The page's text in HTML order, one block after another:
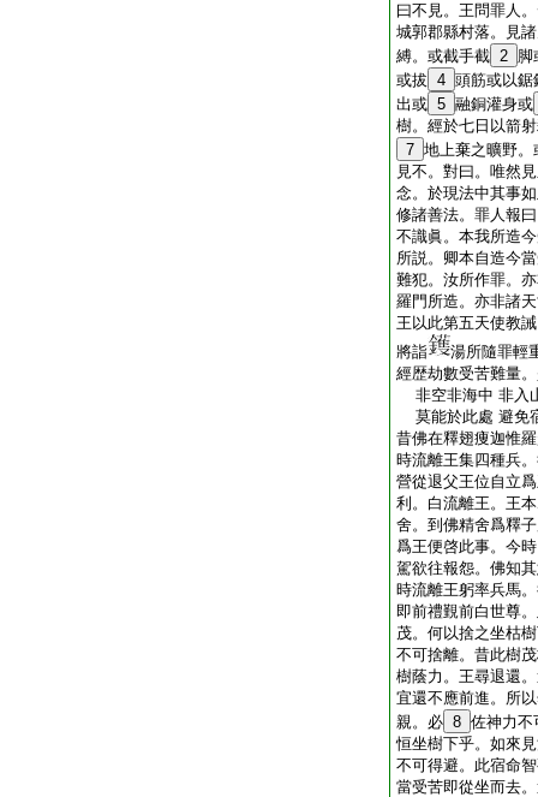
曰不見。王問罪人
城郭郡縣村落。見
縛。或截手截 2 脚
或拔 4 頭筋或以鋸
出或 5 融銅灌身或
樹。經於七日以箭
7 地上棄之曠野
見不。對曰。唯然
念。於現法中其事
修諸善法。罪人報
不識眞。本我所造
所説。卿本自造今
難犯。汝所作罪。
羅門所造。亦非諸
王以此第五天使教
將詣
湯所隨罪輕
經歴劫數受苦難量
非空非海中 非入
莫能於此處 避免
昔佛在釋翅痩迦惟
時流離王集四種兵
營從退父王位自立
利。白流離王。王
舍。到佛精舍爲釋
爲王便啓此事。今
駕欲往報怨。佛知
時流離王躬率兵馬
即前禮覲前白世尊
茂。何以捨之坐枯
不可捨離。昔此樹
樹蔭力。王尋退還
宜還不應前進。所
親。必 8 佐神力不
恒坐樹下乎。如來
不可得避。此宿命
當受苦即從坐而去